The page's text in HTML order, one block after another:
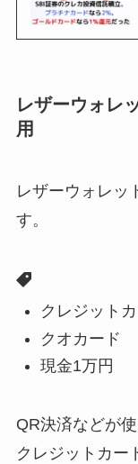
レザーウォレ
用
レザーウォレッ
す。
クレジット
クオカード
現金1万円
QR決済などが
クレジットカー